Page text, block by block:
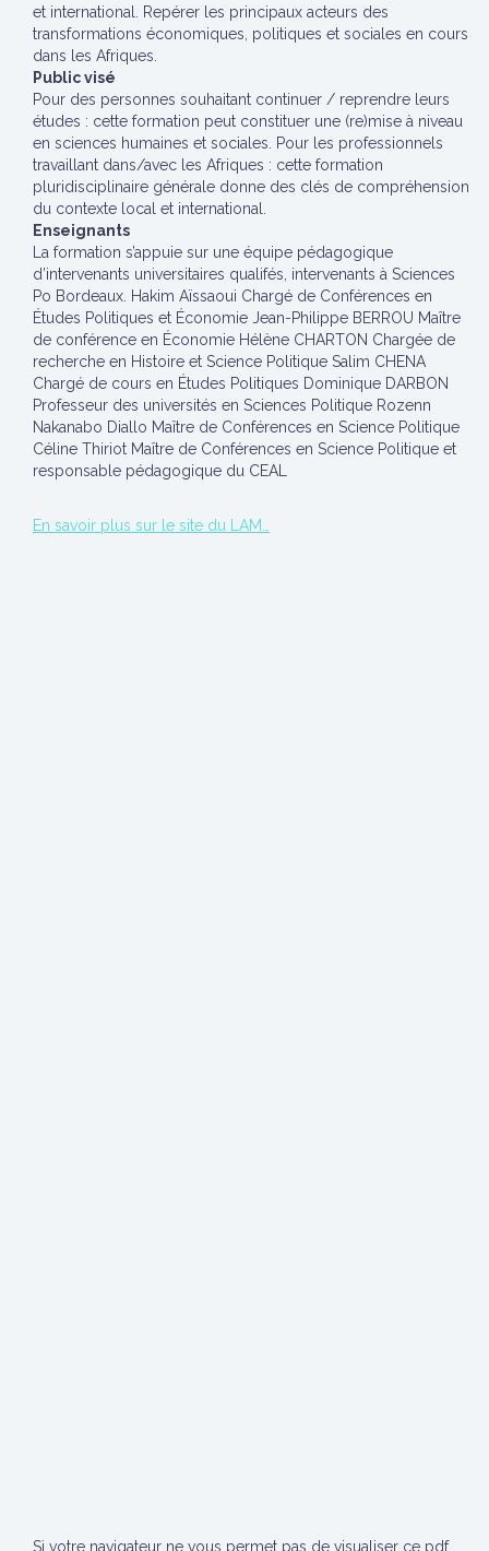
et international. Repérer les principaux acteurs des
transformations économiques, politiques et sociales en cours
dans les Afriques.
Public visé
Pour des personnes souhaitant continuer / reprendre leurs
études : cette formation peut constituer une (re)mise à niveau
en sciences humaines et sociales. Pour les professionnels
travaillant dans/avec les Afriques : cette formation
pluridisciplinaire générale donne des clés de compréhension
du contexte local et international.
Enseignants
La formation s’appuie sur une équipe pédagogique
d’intervenants universitaires qualifés, intervenants à Sciences
Po Bordeaux. Hakim Aïssaoui Chargé de Conférences en
Études Politiques et Économie Jean-Philippe BERROU Maître
de conférence en Économie Hélène CHARTON Chargée de
recherche en Histoire et Science Politique Salim CHENA
Chargé de cours en Études Politiques Dominique DARBON
Professeur des universités en Sciences Politique Rozenn
Nakanabo Diallo Maître de Conférences en Science Politique
Céline Thiriot Maître de Conférences en Science Politique et
responsable pédagogique du CEAL
En savoir plus sur le site du LAM…
Si votre navigateur ne vous permet pas de visualiser ce pdf,